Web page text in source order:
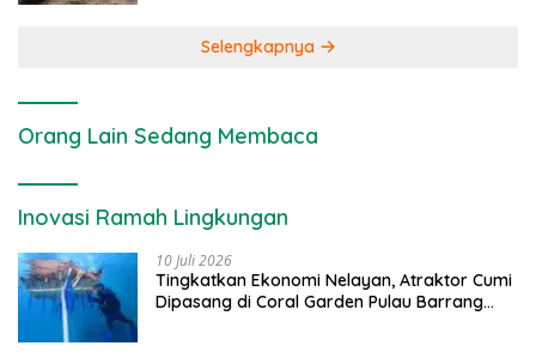
Selengkapnya
Orang Lain Sedang Membaca
Inovasi Ramah Lingkungan
10 Juli 2026
Tingkatkan Ekonomi Nelayan, Atraktor Cumi
Dipasang di Coral Garden Pulau Barrang